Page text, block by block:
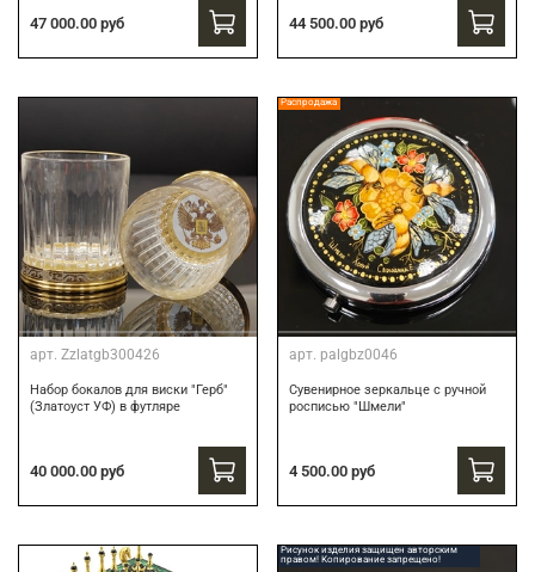
47 000.00 руб 44 500.00 руб
арт. Zzlatgb300426
Набор бокалов для виски "Герб"
(Златоуст УФ) в футляре
40 000.00 руб
Распродажа
арт. palgbz0046
Сувенирное зеркальце с ручной
росписью "Шмели"
4 500.00 руб
Рисунок изделия защищен авторским
правом! Копирование запрещено!